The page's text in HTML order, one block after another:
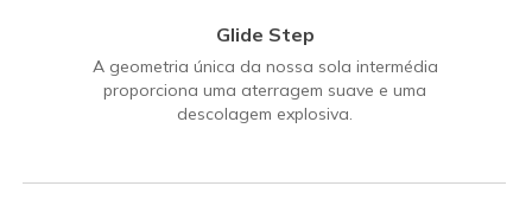
Glide Step
A geometria única da nossa sola intermédia
proporciona uma aterragem suave e uma
descolagem explosiva.